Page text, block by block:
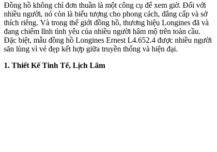
Đồng hồ không chỉ đơn thuần là một công cụ để xem giờ. Đối với
nhiều người, nó còn là biểu tượng cho phong cách, đẳng cấp và sở
thích riêng. Và trong thế giới đồng hồ, thương hiệu Longines đã và
đang chiếm lĩnh tình yêu của nhiều người hâm mộ trên toàn cầu.
Đặc biệt, mẫu đồng hồ Longines Ernest L4.652.4 được nhiều người
săn lùng vì vẻ đẹp kết hợp giữa truyền thống và hiện đại.
1. Thiết Kế Tinh Tế, Lịch Lãm